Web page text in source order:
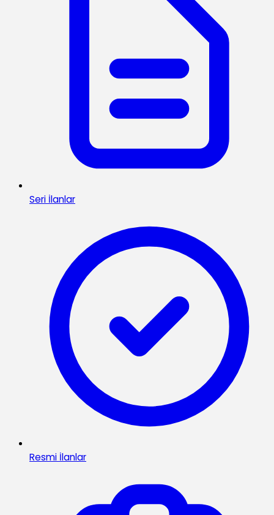
Seri İlanlar
Resmi İlanlar